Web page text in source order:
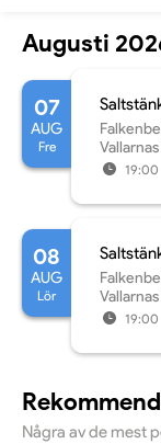
Augusti
07
AUG
Fre
19:00
08
AUG
Lör
19:00
Några av de mest